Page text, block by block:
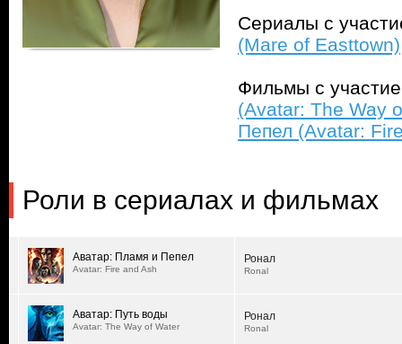
Сериалы с
(Mare of Easttown)
Фильмы с
(Avatar: The Way
Пепел (Avatar:
Роли в сериалах и фильмах
Аватар: Пламя и Пепел
Avatar: Fire and Ash
Ронал
Ronal
Аватар: Путь воды
Avatar: The Way of Water
Ронал
Ronal